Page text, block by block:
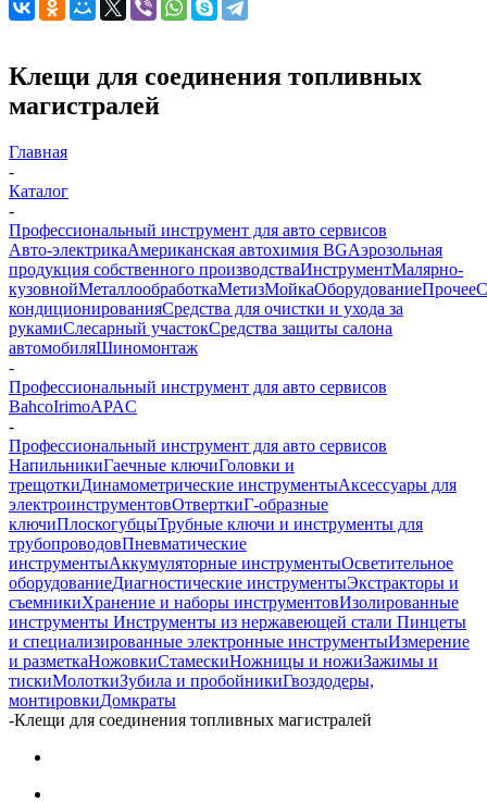
Клещи для соединения топливных
магистралей
Главная
-
Каталог
-
Профессиональный инструмент для авто сервисов
Авто-электрикаАмериканская автохимия BGАэрозольная
продукция собственного производстваИнструментМалярно-
кузовнойМеталлообработкаМетизМойкаОборудованиеПрочее
кондиционированияСредства для очистки и ухода за
рукамиСлесарный участокСредства защиты салона
автомобиляШиномонтаж
-
Профессиональный инструмент для авто сервисов
BahcoIrimoAPAC
-
Профессиональный инструмент для авто сервисов
НапильникиГаечные ключиГоловки и
трещоткиДинамометрические инструментыАксессуары для
электроинструментовОтверткиГ-образные
ключиПлоскогубцыТрубные ключи и инструменты для
трубопроводовПневматические
инструментыАккумуляторные инструментыОсветительное
оборудованиеДиагностические инструментыЭкстракторы и
съемникиХранение и наборы инструментовИзолированные
инструменты Инструменты из нержавеющей стали Пинцеты
и специализированные электронные инструментыИзмерение
и разметкаНожовкиСтамескиНожницы и ножиЗажимы и
тискиМолоткиЗубила и пробойникиГвоздодеры,
монтировкиДомкраты
-Клещи для соединения топливных магистралей